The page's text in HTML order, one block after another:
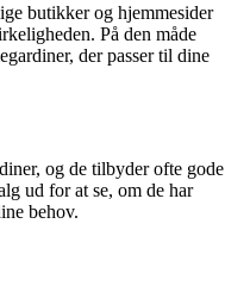
butikker og hjemmesider
På den måde
der passer til dine
og de tilbyder ofte gode
ud for at se, om de har
behov.